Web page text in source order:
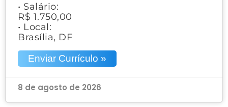
• Salário:
R$ 1.750,00
• Local:
Brasília, DF
Enviar Currículo »
8 de agosto de 2026